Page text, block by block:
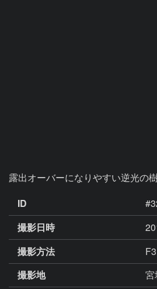
露出オーバーになりやすい逆光の
ID
撮影日時
撮影方法
撮影地